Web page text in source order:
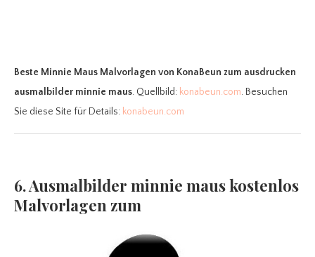
Beste Minnie Maus Malvorlagen von KonaBeun zum ausdrucken
ausmalbilder minnie maus. Quellbild: konabeun.com. Besuchen
Sie diese Site für Details: konabeun.com
6. Ausmalbilder minnie maus kostenlos
Malvorlagen zum